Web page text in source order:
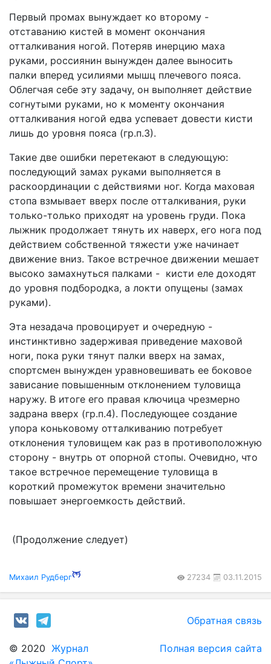
Первый промах вынуждает ко второму -
отставанию кистей в момент окончания
отталкивания ногой. Потеряв инерцию маха
руками, россиянин вынужден далее выносить
палки вперед усилиями мышц плечевого пояса.
Облегчая себе эту задачу, он выполняет действие
согнутыми руками, но к моменту окончания
отталкивания ногой едва успевает довести кисти
лишь до уровня пояса (гр.п.3).
Такие две ошибки перетекают в следующую:
последующий замах руками выполняется в
раскоординации с действиями ног. Когда маховая
стопа взмывает вверх после отталкивания, руки
только-только приходят на уровень груди. Пока
лыжник продолжает тянуть их наверх, его нога под
действием собственной тяжести уже начинает
движение вниз. Такое встречное движении мешает
высоко замахнуться палками - кисти еле доходят
до уровня подбородка, а локти опущены (замах
руками).
Эта незадача провоцирует и очередную -
инстинктивно задерживая приведение маховой
ноги, пока руки тянут палки вверх на замах,
спортсмен вынужден уравновешивать ее боковое
зависание повышенным отклонением туловища
наружу. В итоге его правая ключица чрезмерно
задрана вверх (гр.п.4). Последующее создание
упора коньковому отталкиванию потребует
отклонения туловищем как раз в противоположную
сторону - внутрь от опорной стопы. Очевидно, что
такое встречное перемещение туловища в
короткий промежуток времени значительно
повышает энергоемкость действий.
(Продолжение следует)
Михаил Рудберг 27234 03.11.2015
Обратная связь
© 2020 Журнал
Полная версия сайта